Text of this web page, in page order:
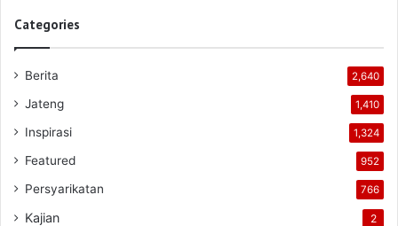
Categories
Berita 2,640
Jateng 1,410
Inspirasi 1,324
Featured 952
Persyarikatan 766
Kajian 2